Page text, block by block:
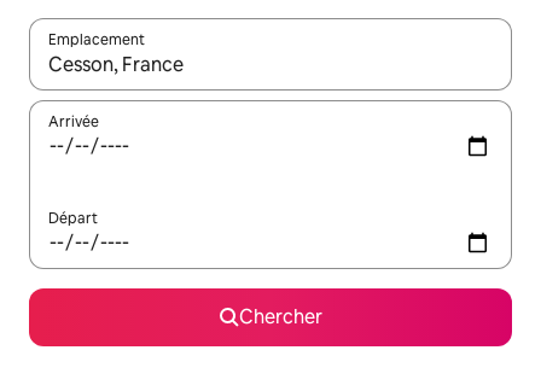
Emplacement
Quand les résultats sont affichés, parcourez-les en utilisant
Arrivée
Départ
Chercher